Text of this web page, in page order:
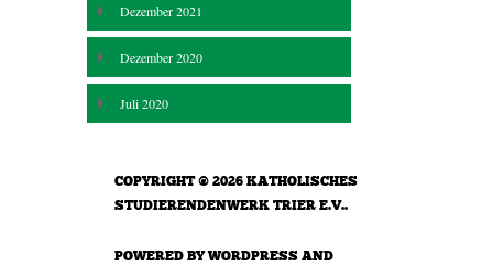
Dezember 2021
Dezember 2020
Juli 2020
COPYRIGHT © 2026 KATHOLISCHES
STUDIERENDENWERK TRIER E.V..
POWERED BYWORDPRESS AND